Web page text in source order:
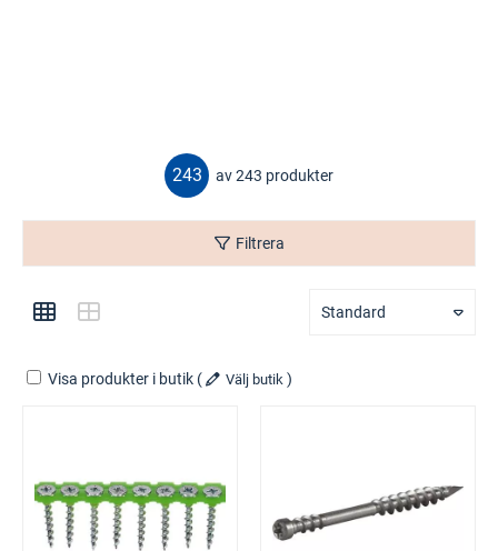
243 av 243 produkter
Filtrera
Standard
Visa produkter i butik ( Välj butik )